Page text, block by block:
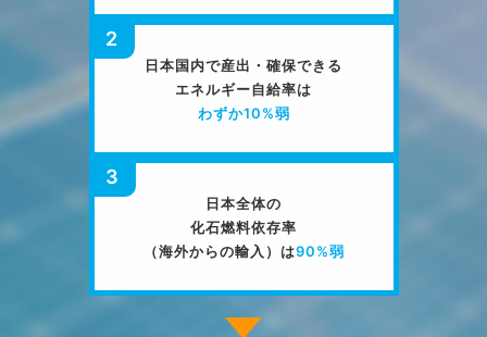
2
日本国内で産出・確保できる
エネルギー自給率は
わずか10%弱
3
日本全体の
化石燃料依存率
（海外からの輸入）は90%弱